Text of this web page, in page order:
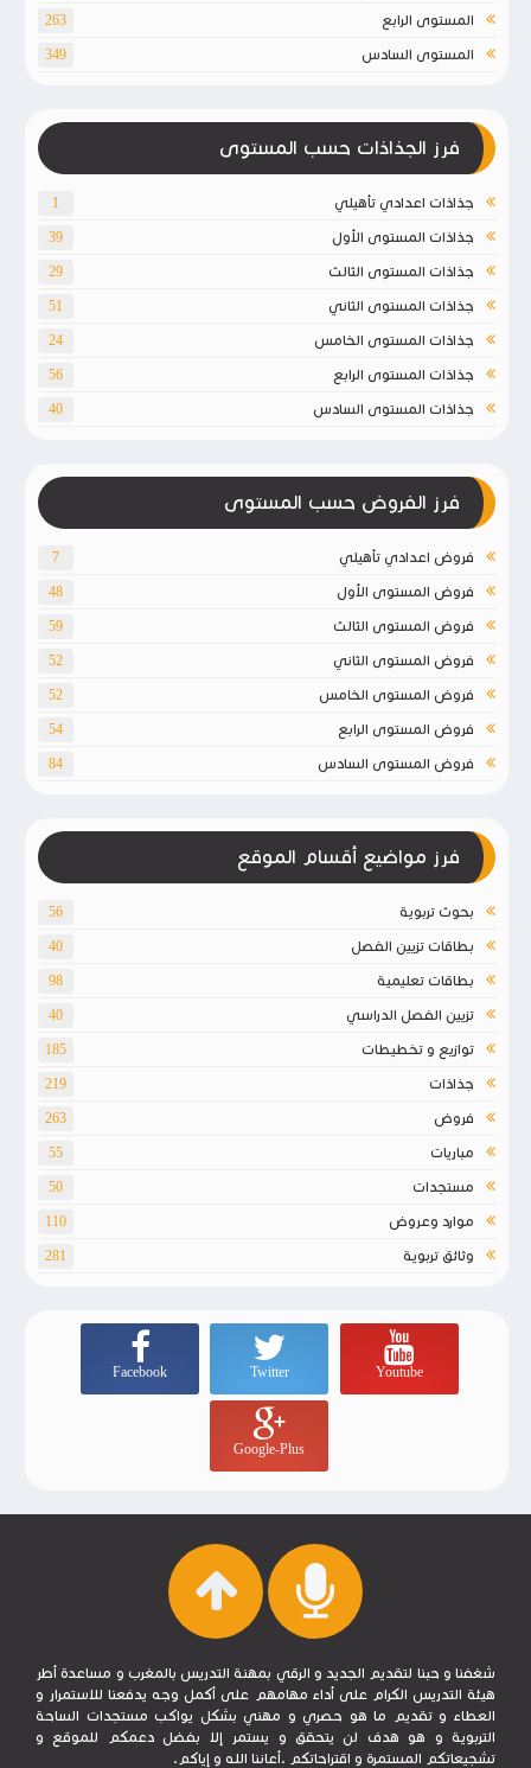
المستوى الرابع 263
المستوى السادس 349
فرز الجذاذات حسب المستوى
جذاذات اعدادي تأهيلي 1
جذاذات المستوى الأول 39
جذاذات المستوى الثالث 29
جذاذات المستوى الثاني 51
جذاذات المستوى الخامس 24
جذاذات المستوى الرابع 56
جذاذات المستوى السادس 40
فرز الفروض حسب المستوى
فروض اعدادي تأهيلي 7
فروض المستوى الأول 48
فروض المستوى الثالث 59
فروض المستوى الثاني 52
فروض المستوى الخامس 52
فروض المستوى الرابع 54
فروض المستوى السادس 84
فرز مواضيع أقسام الموقع
بحوث تربوية 56
بطاقات تزيين الفصل 40
بطاقات تعليمية 98
تزيين الفصل الدراسي 40
توازيع و تخطيطات 185
جذاذات 219
فروض 263
مباريات 55
مستجدات 50
موارد وعروض 110
وثائق تربوية 281
Youtube
Twitter
Facebook
Google-Plus
شغفنا و حبنا لتقديم الجديد و الرقي بمهنة التدريس بالمغرب و مساعدة أطر
هيئة التدريس الكرام على أداء مهامهم على أكمل وجه يدفعنا للاستمرار و
العطاء و تقديم ما هو حصري و مهني بشكل يواكب مستجدات الساحة
التربوية و هو هدف لن يتحقق و يستمر إلا بفضل دعمكم للموقع و
تشجيعاتكم المستمرة و اقتراحاتكم .أعاننا الله و إياكم.